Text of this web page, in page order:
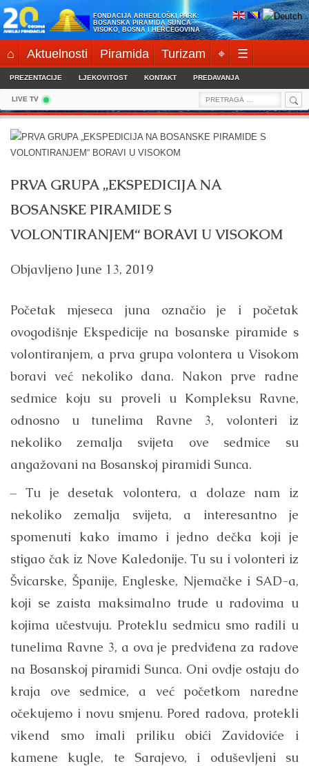
Skip
to
content
FONDACIJA ARHEOLOŠKI PARK:
BOSANSKA PIRAMIDA SUNCA
VISOKO, BOSNA I HERCEGOVINA
⌂ Aktuelnosti Piramida Turizam ⌖ ☰
PREZENTACIJE LJEKOVITOST KONTAKT PREDAVANJA
LIVE TV
Search
for:
PRVA GRUPA „EKSPEDICIJA NA
BOSANSKE PIRAMIDE S
VOLONTIRANJEM“ BORAVI U VISOKOM
Objavljeno June 13, 2019
Početak mjeseca juna označio je i početak
ovogodišnje Ekspedicije na bosanske piramide s
volontiranjem, a prva grupa volontera u Visokom
boravi već nekoliko dana. Nakon prve radne
sedmice koju su proveli u Kompleksu Ravne,
odnosno u tunelima Ravne 3, volonteri iz
nekoliko zemalja svijeta ove sedmice su
angažovani na Bosanskoj piramidi Sunca.
– Tu je desetak volontera, a dolaze nam iz
nekoliko zemalja svijeta, a interesantno je
spomenuti kako imamo i jedno dečka koji je
stigao čak iz Nove Kaledonije. Tu su i volonteri iz
Švicarske, Španije, Engleske, Njemačke i SAD-a,
koji se zaista maksimalno trude u radovima u
kojima učestvuju. Proteklu sedmicu smo radili u
tunelima Ravne 3, a ova je predviđena za radove
na Bosanskoj piramidi Sunca. Oni ovdje ostaju do
kraja ove sedmice, a već početkom naredne
očekujemo i novu smjenu. Pored radova, protekli
vikend smo imali priliku obići Zavidoviće i
kamene kugle, te Sarajevo, i oduševljeni su